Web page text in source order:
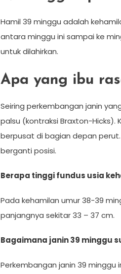
Hamil 39 minggu adalah
antara minggu ini sampai ke
untuk dilahirkan.
Apa yang ibu
Seiring perkembangan janin
palsu (kontraksi Braxton-
berpusat di bagian depan
berganti posisi.
Berapa tinggi fundus usia
Pada kehamilan umur 38-39
panjangnya sekitar 33 – 37 cm.
Bagaimana janin 39 minggu
Perkembangan janin 39